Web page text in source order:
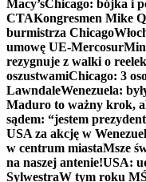
Macy’sChicago: bójka i
CTAKongresmen Mike
burmistrza Chicago
umowę UE-Mercosur
rezygnuje z walki o
oszustwamiChicago: 3
LawndaleWenezuela:
Maduro to ważny krok,
sądem: “jestem
USA za akcję w
w centrum miastaMsze
na naszej antenie!USA:
SylwestraW tym roku